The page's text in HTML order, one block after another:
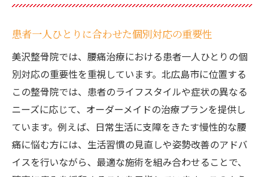
患者一人ひとりに合わせた個別対応の重要性
美沢整骨院では、腰痛治療における患者一人ひとりの個
別対応の重要性を重視しています。北広島市に位置する
この整骨院では、患者のライフスタイルや症状の異なる
ニーズに応じて、オーダーメイドの治療プランを提供し
ています。例えば、日常生活に支障をきたす慢性的な腰
痛に悩む方には、生活習慣の見直しや姿勢改善のアドバ
イスを行いながら、最適な施術を組み合わせることで、